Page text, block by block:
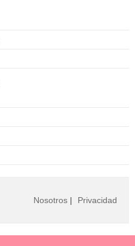
Nosotros | Privacidad